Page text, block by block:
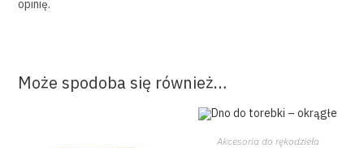
opinię.
Może spodoba się również…
Akcesoria do rękodzieła